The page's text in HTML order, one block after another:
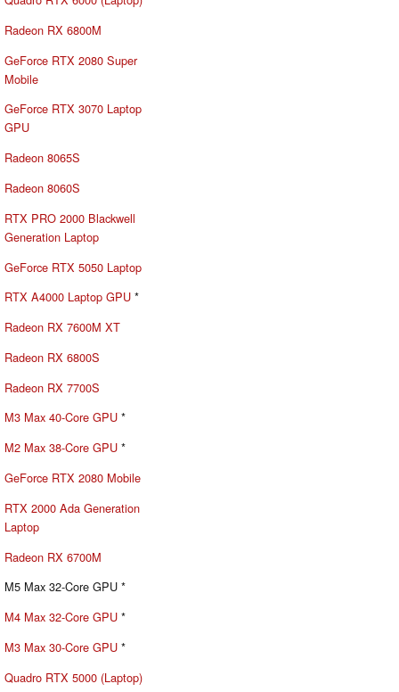
Radeon RX 6800M
GeForce RTX 2080 Super
Mobile
GeForce RTX 3070 Laptop
GPU
Radeon 8065S
Radeon 8060S
RTX PRO 2000 Blackwell
Generation Laptop
GeForce RTX 5050 Laptop
RTX A4000 Laptop GPU *
Radeon RX 7600M XT
Radeon RX 6800S
Radeon RX 7700S
M3 Max 40-Core GPU *
M2 Max 38-Core GPU *
GeForce RTX 2080 Mobile
RTX 2000 Ada Generation
Laptop
Radeon RX 6700M
M5 Max 32-Core GPU *
M4 Max 32-Core GPU *
M3 Max 30-Core GPU *
Quadro RTX 5000 (Laptop)